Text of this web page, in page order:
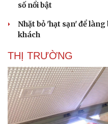
số nổi bật
Nhặt bỏ 'hạt sạn' để
khách
THỊ TRƯỜNG